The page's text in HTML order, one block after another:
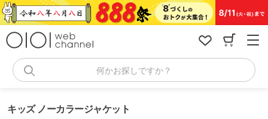
コ
ン
何かお探しですか？
キッズ ノーカラージャケット